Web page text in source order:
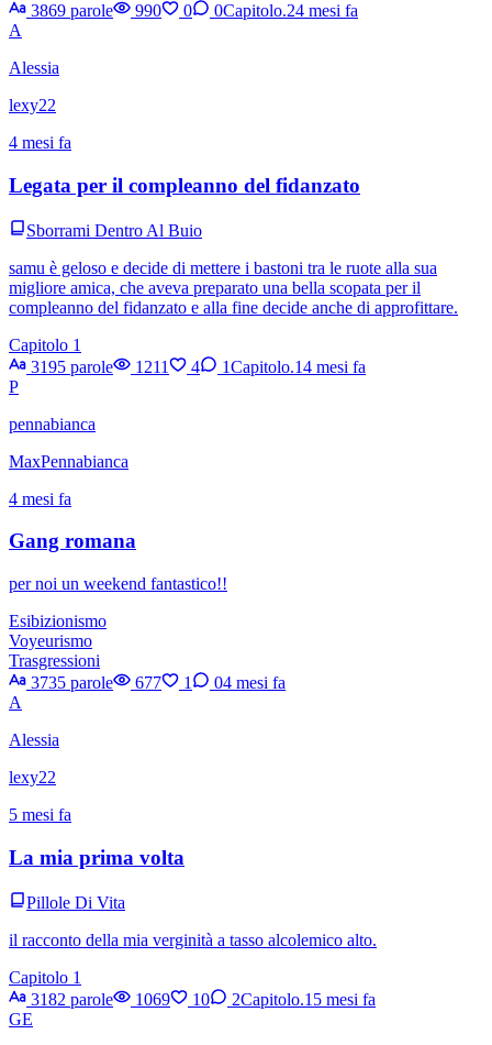
3869 parole
990 0 0Capitolo.24 mesi fa
A
Alessia
lexy22
4 mesi fa
Legata per il compleanno del fidanzato
Sborrami Dentro Al Buio
samu è geloso e decide di mettere i bastoni tra le ruote alla sua
migliore amica, che aveva preparato una bella scopata per il
compleanno del fidanzato e alla fine decide anche di approfittare.
Capitolo 1
3195 parole
1211 4 1Capitolo.14 mesi fa
P
pennabianca
MaxPennabianca
4 mesi fa
Gang romana
per noi un weekend fantastico!!
Esibizionismo
Voyeurismo
Trasgressioni
3735 parole
677 1 04 mesi fa
A
Alessia
lexy22
5 mesi fa
La mia prima volta
Pillole Di Vita
il racconto della mia verginità a tasso alcolemico alto.
Capitolo 1
3182 parole
1069 10 2Capitolo.1 5 mesi fa
GE